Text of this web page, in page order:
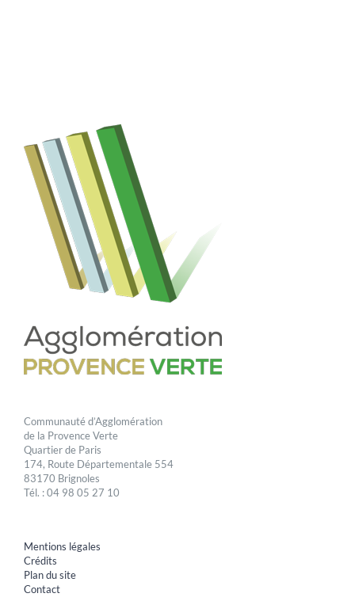
Communauté d’Agglomération
de la Provence Verte
Quartier de Paris
174, Route Départementale 554
83170 Brignoles
Tél. : 04 98 05 27 10
Mentions légales
Crédits
Plan du site
Contact